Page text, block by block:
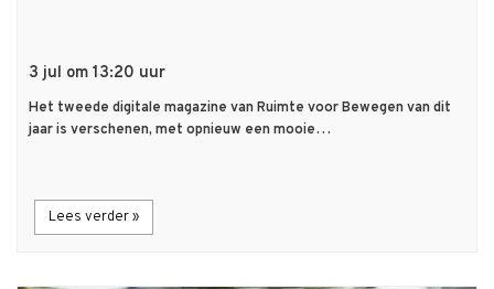
3 jul om 13:20 uur
Het tweede digitale magazine van Ruimte voor Bewegen van dit
jaar is verschenen, met opnieuw een mooie…
Lees verder »